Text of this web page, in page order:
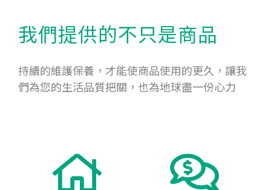
我們提供的不只是商品
持續的維護保養，才能使商品使用的更久，讓我
們為您的生活品質把關，也為地球盡一份心力